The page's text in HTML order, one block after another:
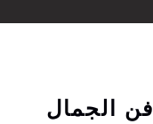
فن الجمال